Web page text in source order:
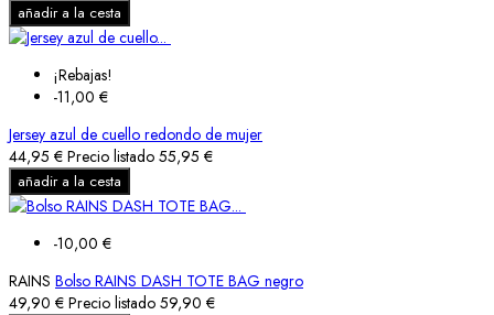
añadir a la cesta
¡Rebajas!
-11,00 €
Jersey azul de cuello redondo de mujer
44,95 € Precio listado 55,95 €
añadir a la cesta
-10,00 €
RAINS Bolso RAINS DASH TOTE BAG negro
49,90 € Precio listado 59,90 €